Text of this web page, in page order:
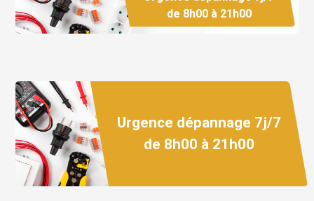
de 8h00 à 21h00
Urgence dépannage 7j/7
de 8h00 à 21h00